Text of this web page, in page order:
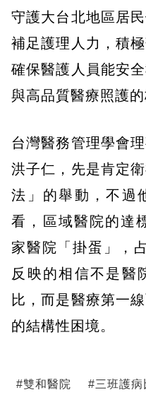
守護大台北地區居
補足護理人力，積
確保醫護人員能安
與高品質醫療照護的
台灣醫務管理學會
洪子仁，先是肯定
法」的舉動，不過
看，區域醫院的達
家醫院「掛蛋」，
反映的相信不是醫
比，而是醫療第一
的結構性困境。
#雙和醫院 #三班護病